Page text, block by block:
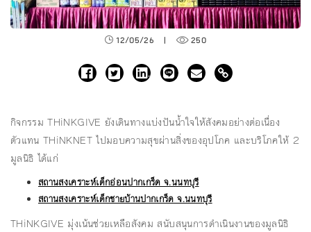
12/05/26 | 250
กิจกรรม THiNKGIVE ยังเดินทางแบ่งปันน้ำใจให้สังคมอย่างต่อเนื่อง
ตัวแทน THiNKNET ไปมอบความสุขผ่านสิ่งของอุปโภค และบริโภคให้ 2
มูลนิธิ ได้แก่
สถานสงเคราะห์เด็กอ่อนปากเกร็ด จ.นนทบุรี
สถานสงเคราะห์เด็กชายบ้านปากเกร็ด จ.นนทบุรี
THiNKGIVE มุ่งเน้นช่วยเหลือสังคม สนับสนุนการดำเนินงานของมูลนิธิ